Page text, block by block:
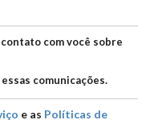
com você sobre
comunicações.
e as Políticas de